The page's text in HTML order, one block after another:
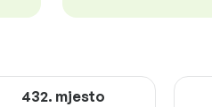
432. mjesto